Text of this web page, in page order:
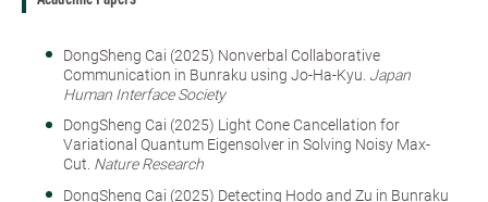
DongSheng Cai (2025) Nonverbal Collaborative
Communication in Bunraku using Jo-Ha-Kyu. Japan
Human Interface Society
DongSheng Cai (2025) Light Cone Cancellation for
Variational Quantum Eigensolver in Solving Noisy Max-
Cut. Nature Research
DongSheng Cai (2025) Detecting Hodo and Zu in Bunraku